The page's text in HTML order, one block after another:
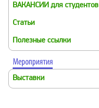
ВАКАНСИИ для студентов
Статьи
Полезные ссылки
Выставки